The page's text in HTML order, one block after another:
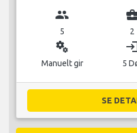
group
5 2
miscellaneous_services
Manuelt gir 5
SE